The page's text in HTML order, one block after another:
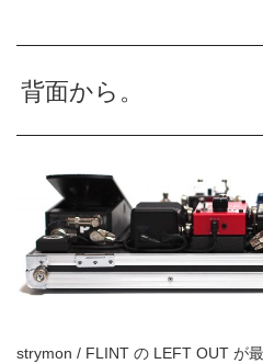
背面から。
strymon / FLINT の LEFT OUT が